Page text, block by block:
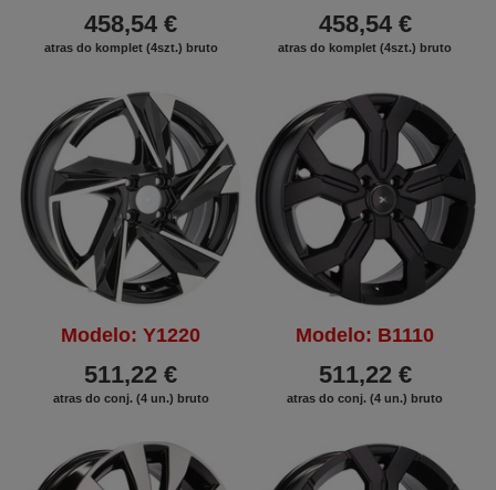
458,54 €
atras do komplet (4szt.) bruto
458,54 €
atras do komplet (4szt.) bruto
Modelo: Y1220
511,22 €
atras do conj. (4 un.) bruto
Modelo: B1110
511,22 €
atras do conj. (4 un.) bruto